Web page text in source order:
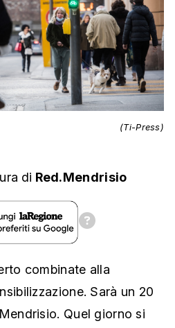
(Ti-Press)
di Red.Mendrisio
combinate alla
Sarà un 20
Quel giorno si